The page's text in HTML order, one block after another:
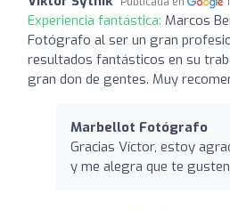
Experiencia fantástica: Marcos
Fotógrafo al ser un gran
resultados fantásticos en su
gran don de gentes. Muy
Marbellot Fotógrafo
Gracias Víctor, estoy
y me alegra que te